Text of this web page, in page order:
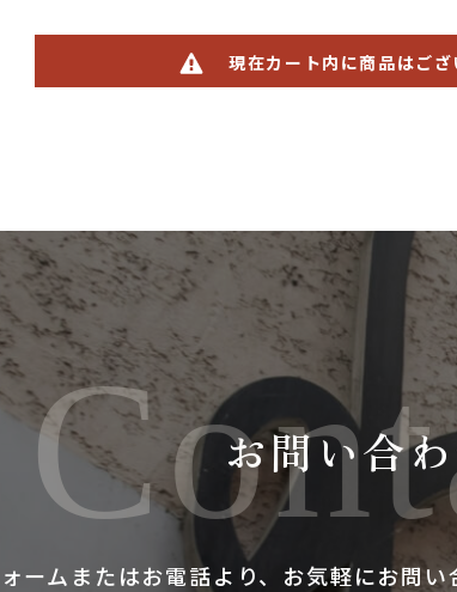
現在カート内に商品はござ
お問い合
ームまたはお電話より、お気軽にお問